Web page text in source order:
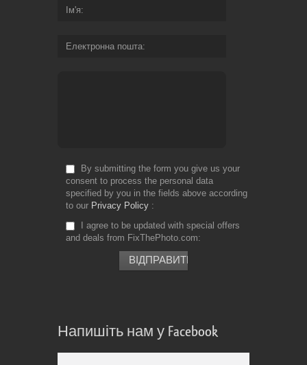
Ім'я
Електронна пошта
By submitting the form you give us your
consent to process the personal data
specified by you in the fields above according
to our Privacy Policy
I agree to be updated with special offers
and deals from FixThePhoto.com
Напишіть нам у Facebook